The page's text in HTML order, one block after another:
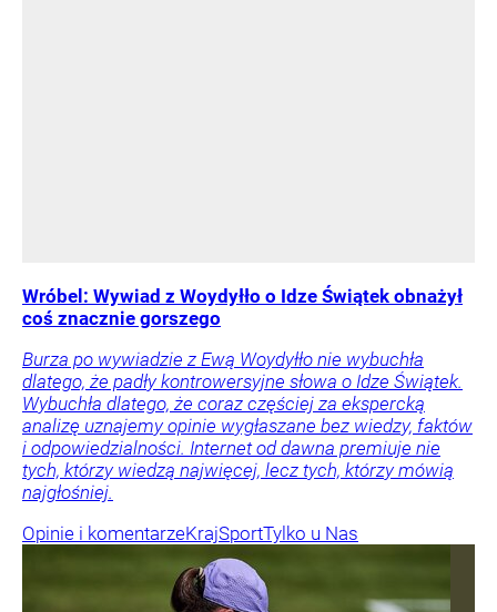
Wróbel: Wywiad z Woydyłło o Idze Świątek obnażył
coś znacznie gorszego
Burza po wywiadzie z Ewą Woydyłło nie wybuchła
dlatego, że padły kontrowersyjne słowa o Idze Świątek.
Wybuchła dlatego, że coraz częściej za ekspercką
analizę uznajemy opinie wygłaszane bez wiedzy, faktów
i odpowiedzialności. Internet od dawna premiuje nie
tych, którzy wiedzą najwięcej, lecz tych, którzy mówią
najgłośniej.
Opinie i komentarzeKrajSportTylko u Nas